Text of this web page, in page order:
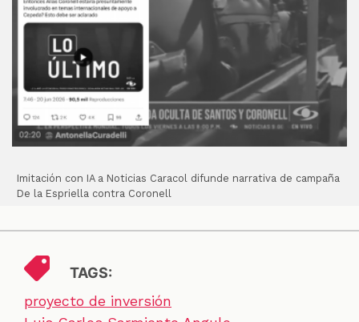
Imitación con IA a Noticias Caracol difunde narrativa de campaña
De la Espriella contra Coronell
TAGS:
proyecto de inversión